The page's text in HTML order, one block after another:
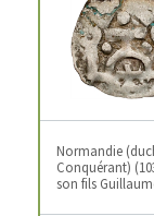
Normandie
Conquérant)
son fils